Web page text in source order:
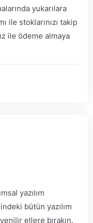
yukarılara
ile stoklarınızı takip
ile ödeme almaya
yazılım
bütün yazılım
ellere bırakın.